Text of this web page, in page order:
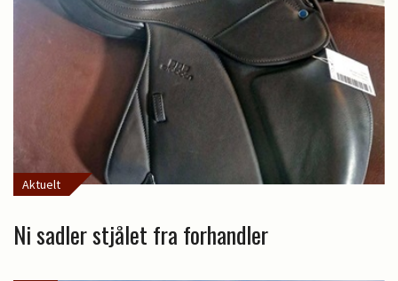
Aktuelt
Ni sadler stjålet fra forhandler